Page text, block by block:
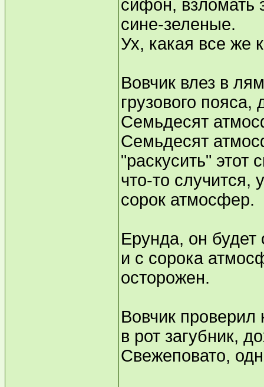
сифон, взломать
сине-зеленые.
Ух, какая все же
Вовчик влез в
грузового
Семьдесят
Семьдесят
"раскусить"
что-то случится,
сорок атмосфер.
Ерунда, он
и с сорока
осторожен.
Вовчик проверил
в рот загубник,
Свежеповато,